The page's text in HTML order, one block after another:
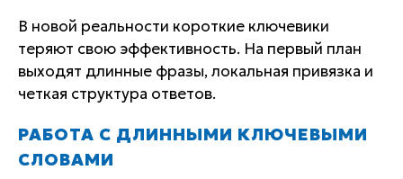
В новой реальности короткие ключевики
теряют свою эффективность. На первый план
выходят длинные фразы, локальная привязка и
четкая структура ответов.
РАБОТА С ДЛИННЫМИ КЛЮЧЕВЫМИ
СЛОВАМИ